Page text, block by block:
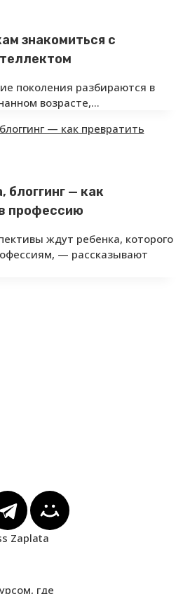
знакомиться с
поколения разбираются в
возрасте,…
блоггинг — как
профессию
ждут ребенка, которого
— рассказывают
Zaplata
где